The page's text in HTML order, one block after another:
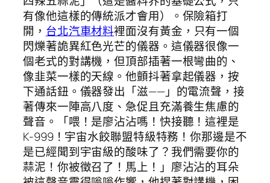
有像他這樣的傳統派才會用）。保險箱打
開， 台北汽車材料裡面沒有黃金，只有一個
閃爍著詭異紅色光芒的儀器。這儀器很像一
個老式的對講機，但頂部插著一根彎曲的、
像韭菜一樣的天線。他顫抖著拿起儀器，按
下通話鈕。儀器發出「滋——」的電流聲，接
著傳來一陣高八度、急促且充滿養生焦慮的
聲音。「喂！是廖沾沾嗎！快接聽！這裡是
K-999！宇宙水餃聯盟特級特務！你那邊是不
是已經聞到宇宙級的酸味了？我們需要你的
蒜泥！你被徵召了！馬上！」廖沾沾的耳朵